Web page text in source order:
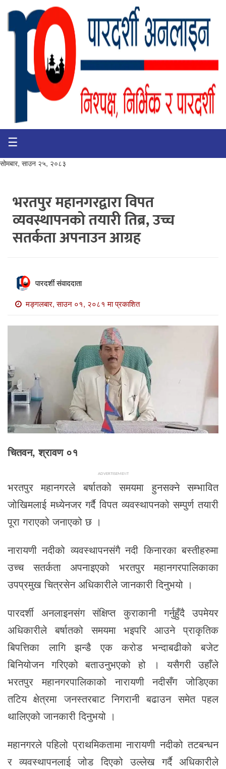
गृहपृष्ठ
भिडियो
खबर
समाचार
खाेज
माडी
खबर
विविध
☰
सोमबार, साउन २५, २०८३
भरतपुर महानगरद्वारा विपत
व्यवस्थापनको तयारी तिब्र, उच्च
सतर्कता अपनाउन आग्रह
पारदर्शी संवाददाता
मङ्गलबार, साउन ०१, २०८१ मा प्रकाशित
चितवन, श्रावण ०१
ADVERTISEMENT
भरतपुर महानगरले बर्षातको समयमा हुनसक्ने सम्भावित
जोखिमलाई मध्येनजर गर्दै विपत व्यवस्थापनको सम्पुर्ण तयारी
पूरा गराएको जनाएको छ ।
नारायणी नदीको व्यवस्थापनसंगै नदी किनारका बस्तीहरुमा
उच्च सतर्कता अपनाइएको भरतपुर महानगरपालिकाका
उपप्रमुख चित्रसेन अधिकारीले जानकारी दिनुभयो ।
पारदर्शी अनलाइनसंग संक्षिप्त कुराकानी गर्नुहुँदै उपमेयर
अधिकारीले बर्षातको समयमा भइपरि आउने प्राकृतिक
बिपत्तिका लागि झन्डै एक करोड भन्दाबढीको बजेट
बिनियोजन गरिएको बताउनुभएको हो । यसैगरी उहाँले
भरतपुर महानगरपालिकाको नारायणी नदीसँग जोडिएका
तटिय क्षेत्रमा जनस्तरबाट निगरानी बढाउन समेत पहल
थालिएको जानकारी दिनुभयो ।
महानगरले पहिलो प्राथमिकतामा नारायणी नदीको तटबन्धन
र व्यवस्थापनलाई जोड दिएको उल्लेख गर्दै अधिकारीले